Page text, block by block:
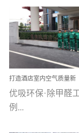
案例【深圳安居乐
内空气治理项目深
乐寓 深圳市安
为深圳安居集团
打造酒店室内空气质量新
标杆——优吸环保·标杆之
作：东莞美豪雅致酒店室
内空气治理工程纪实
优吸环保·除甲醛
例...